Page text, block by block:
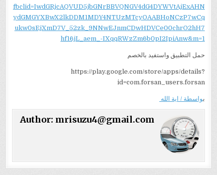
fbclid=IwdGRjcAQVUD5jbGNrBBVQNGV4dG4DYWVtAjExAHN
ydGMGYXBwX2lkDDM1MDY4NTUzMTcyOAABHoNCzP7wCq
ukw0sEjXmD7V_52zk_9NNwEJnmCDwHDVCe00chrO2hH7
hf16jL_aem_-IXqqRWzZm6b0pI2IpiAnw&m=1
حمل التطبيق واستفيد بالخصم
https://play.google.com/store/apps/details?
id=com.forsan_users.forsan
بواسطة / اية الله
Author: mrisuzu4@gmail.com